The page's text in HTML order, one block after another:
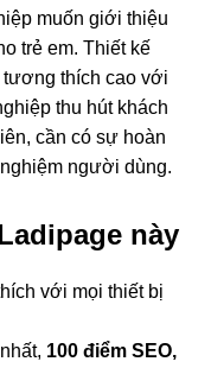
muốn giới thiệu
trẻ em. Thiết kế
thích cao với
thu hút khách
cần có sự hoàn
người dùng.
này
với mọi thiết bị
100 điểm SEO,